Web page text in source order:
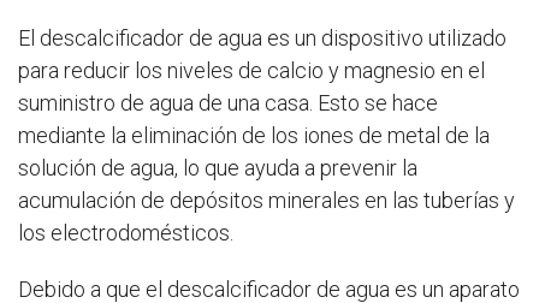
El descalcificador de agua es un dispositivo utilizado
para reducir los niveles de calcio y magnesio en el
suministro de agua de una casa. Esto se hace
mediante la eliminación de los iones de metal de la
solución de agua, lo que ayuda a prevenir la
acumulación de depósitos minerales en las tuberías y
los electrodomésticos.
Debido a que el descalcificador de agua es un aparato